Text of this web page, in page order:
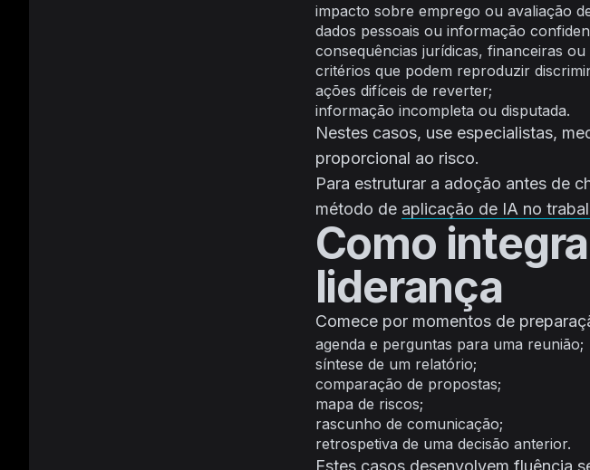
impacto sobre emprego ou avaliação
dados pessoais ou informação
consequências jurídicas, financeiras ou
critérios que podem reproduzir
ações difíceis de reverter;
informação incompleta ou disputada.
Nestes casos, use especialistas,
proporcional ao risco.
Para estruturar a adoção antes de
método de aplicação de IA no
Como
liderança
Comece por momentos de
agenda e perguntas para uma reunião;
síntese de um relatório;
comparação de propostas;
mapa de riscos;
rascunho de comunicação;
retrospetiva de uma decisão anterior.
Estes casos desenvolvem fluência